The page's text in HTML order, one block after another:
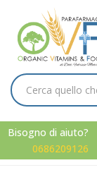
Bisogno di aiuto?
0686209126